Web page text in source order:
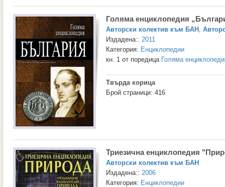
Голяма енциклопедия
Авторски колектив към БАН ,
Издадена:: 2011
Категория: Енциклопедии
кн. 1 от поредица Голяма
Твърда корица
Брой страници: 416
Триезична енциклопедия
Авторски колектив към БАН
Издадена:: 2006
Категория: Енциклопедии